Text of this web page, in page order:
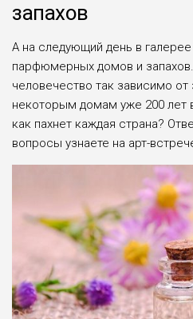
запахов
А на следующий день в галерее
парфюмерных домов и
человечество так зависимо от
некоторым домам уже 200 лет
как пахнет каждая страна?
вопросы узнаете на арт-